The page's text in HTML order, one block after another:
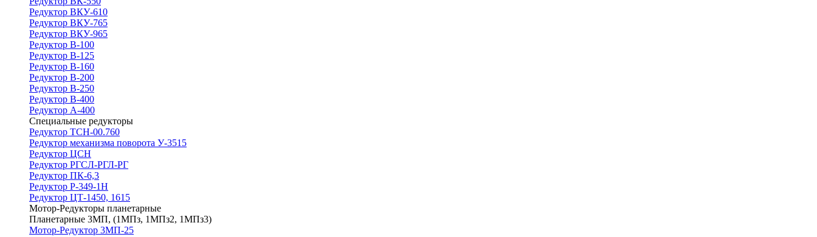
Редуктор ВКУ-610
Редуктор ВКУ-765
Редуктор ВКУ-965
Редуктор В-100
Редуктор В-125
Редуктор В-160
Редуктор В-200
Редуктор В-250
Редуктор В-400
Редуктор А-400
Специальные редукторы
Редуктор ТСН-00.760
Редуктор механизма поворота У-3515
Редуктор ЦСН
Редуктор РГСЛ-РГЛ-РГ
Редуктор ПК-6,3
Редуктор Р-349-1Н
Редуктор ЦТ-1450, 1615
Мотор-Редукторы планетарные
Планетарные 3МП, (1МПз, 1МПз2, 1МПз3)
Мотор-Редуктор 3МП-25